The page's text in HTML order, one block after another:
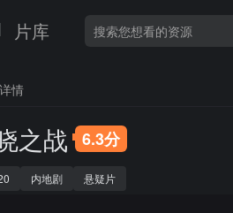
片库
详情
之战 6.3分
内地剧 悬疑片